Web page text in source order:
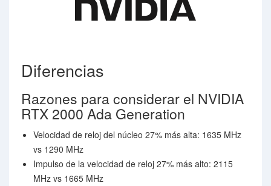
Diferencias
Razones para considerar el NVIDIA
RTX 2000 Ada Generation
Velocidad de reloj del núcleo 27% más alta: 1635 MHz
vs 1290 MHz
Impulso de la velocidad de reloj 27% más alto: 2115
MHz vs 1665 MHz